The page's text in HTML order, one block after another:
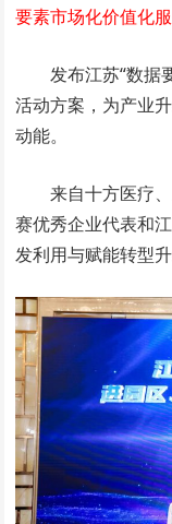
要素市场化价值化
发布江苏“数据
活动方案，为产业
动能。
来自十方医疗
赛优秀企业代表和
发利用与赋能转型